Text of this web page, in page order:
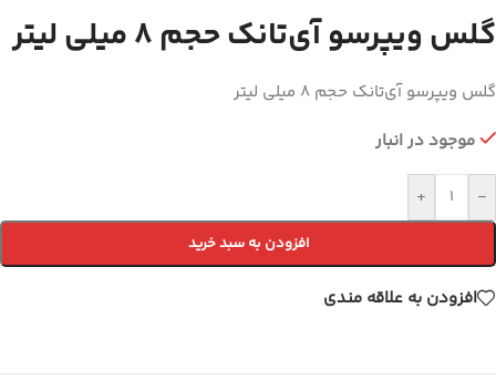
گلس ویپرسو آی‌تانک حجم 8 میلی لیتر
گلس ویپرسو آی‌تانک حجم 8 میلی لیتر
موجود در انبار
-
+
افزودن به سبد خرید
افزودن به علاقه مندی